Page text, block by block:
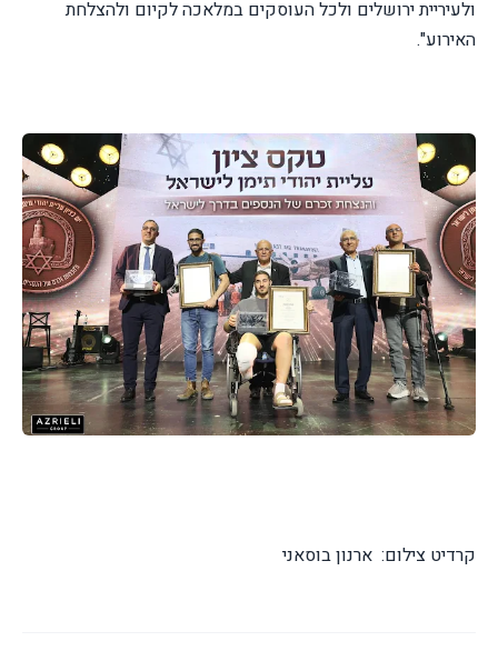
ולעיריית ירושלים ולכל העוסקים במלאכה לקיום ולהצלחת
האירוע".
קרדיט צילום: ארנון בוסאני